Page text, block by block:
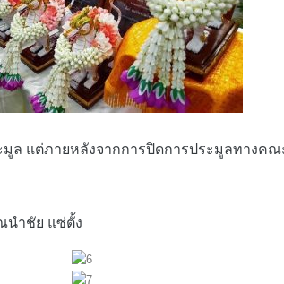
ต่ภายหลังจากการปิดการประมูลทางคณ
นำชัย แซ่ตั้ง